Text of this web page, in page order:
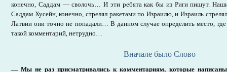
конечно, Саддам — сволочь… И эти ребята как бы из Риги пишут.
Саддам Хусейн, конечно, стрелял ракетами по Израилю, и Израиль
Латвии они точно не попадали… В данном случае определить место,
такой комментарий, нетрудно…
Вначале было Слово
— Мы не раз присматривались к комментариям, которые